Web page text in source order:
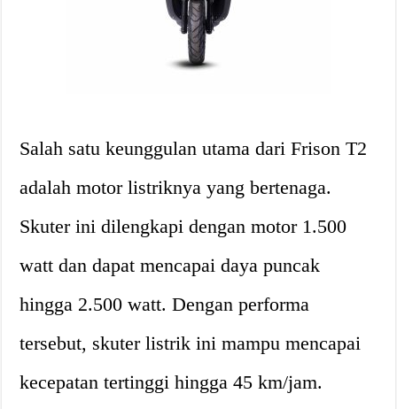
Salah satu keunggulan utama dari Frison T2
adalah motor listriknya yang bertenaga.
Skuter ini dilengkapi dengan motor 1.500
watt dan dapat mencapai daya puncak
hingga 2.500 watt. Dengan performa
tersebut, skuter listrik ini mampu mencapai
kecepatan tertinggi hingga 45 km/jam.